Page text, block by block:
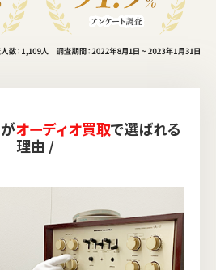
オーディオ買取で選ばれる
理由 /